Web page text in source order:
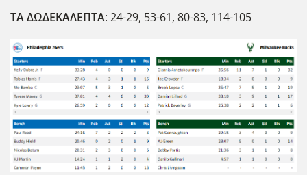
ΤΑ ΔΩΔΕΚΑΛΕΠΤΑ: 24-29, 53-61, 80-83, 114-105